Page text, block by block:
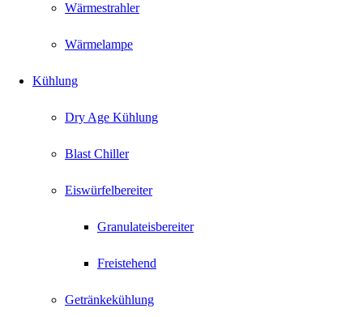
Wärmestrahler
Wärmelampe
Kühlung
Dry Age Kühlung
Blast Chiller
Eiswürfelbereiter
Granulateisbereiter
Freistehend
Getränkekühlung